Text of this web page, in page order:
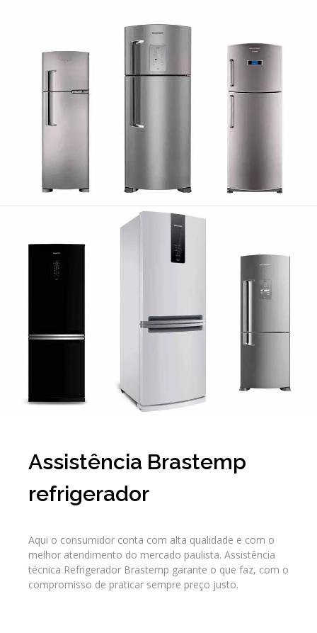
Assistência Brastemp
refrigerador
Aqui o consumidor conta com alta qualidade e com o
melhor atendimento do mercado paulista. Assistência
técnica Refrigerador Brastemp garante o que faz, com o
compromisso de praticar sempre preço justo.